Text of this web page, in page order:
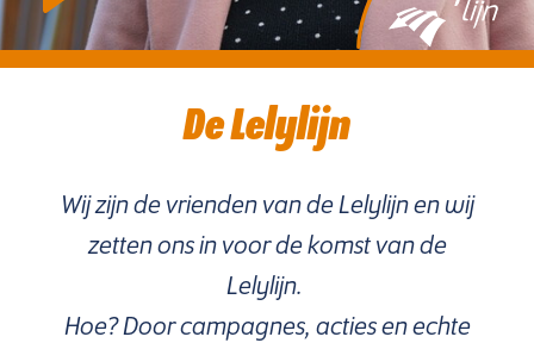
De Lelylijn
Wij zijn de vrienden van de Lelylijn en wij
zetten ons in voor de komst van de
Lelylijn.
Hoe? Door campagnes, acties en echte